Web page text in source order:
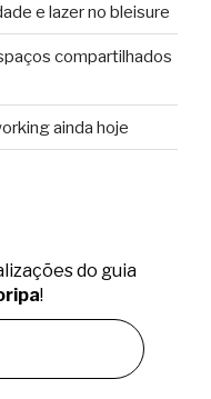
e lazer no bleisure
compartilhados
ainda hoje
do guia
!